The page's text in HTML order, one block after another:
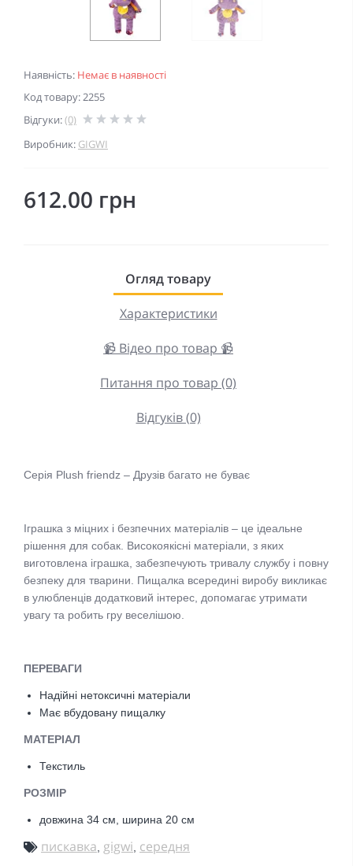
Наявність: Немає в наявності
Код товару: 2255
Відгуки:(0)
Виробник: GIGWI
612.00 грн
Огляд товару
Характеристики
📹 Відео про товар 📹
Питання про товар (0)
Відгуків (0)
Серія Plush friendz – Друзів багато не буває
Іграшка з міцних і безпечних матеріалів – це ідеальне
рішення для собак. Високоякісні матеріали, з яких
виготовлена іграшка, забезпечують тривалу службу і повну
безпеку для тварини. Пищалка всередині виробу викликає
в улюбленців додатковий інтерес, допомагає утримати
увагу та робить гру веселішою.
ПЕРЕВАГИ
Надійні нетоксичні матеріали
Має вбудовану пищалку
МАТЕРІАЛ
Текстиль
РОЗМІР
довжина 34 см, ширина 20 см
пискавка gigwi середня